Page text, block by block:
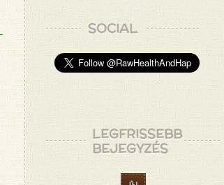
SOCIAL
LEGFRISSEBB
BEJEGYZÉS